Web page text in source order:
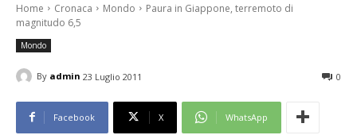
Home Cronaca Mondo
Paura in Giappone, terremoto di
magnitudo 6,5
Mondo
By admin 23 Luglio 2011 0
Facebook X WhatsApp